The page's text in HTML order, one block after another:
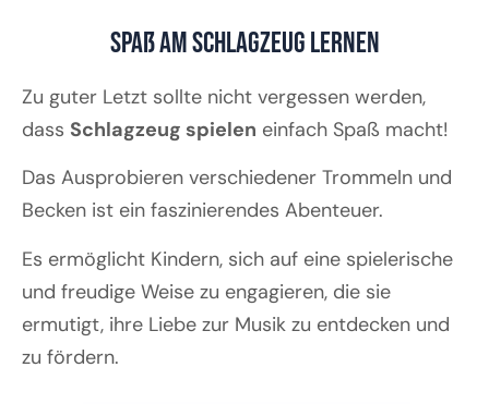
Spaß am Schlagzeug Lernen
Zu guter Letzt sollte nicht vergessen werden,
dass Schlagzeug spielen einfach Spaß macht!
Das Ausprobieren verschiedener Trommeln und
Becken ist ein faszinierendes Abenteuer.
Es ermöglicht Kindern, sich auf eine spielerische
und freudige Weise zu engagieren, die sie
ermutigt, ihre Liebe zur Musik zu entdecken und
zu fördern.